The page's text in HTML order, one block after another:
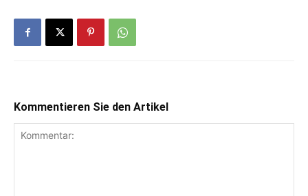
Kommentieren Sie den Artikel